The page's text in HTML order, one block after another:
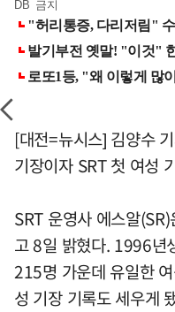
DB 금지
[대전=뉴시스] 김양수
기장이자 SRT 첫 여성
SRT 운영사 에스알
고 8일 밝혔다. 1996년
215명 가운데 유일한
성 기장 기록도 세우게